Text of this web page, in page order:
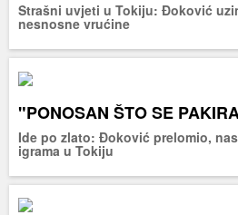
Strašni uvjeti u Tokiju: Đoković
nesnosne vrućine
"PONOSAN ŠTO SE
Ide po zlato: Đoković prelomio,
igrama u Tokiju